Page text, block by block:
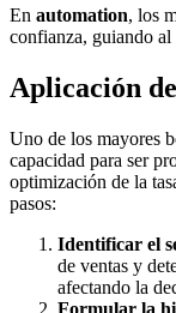
En automation, los
confianza, guiando al
Aplicación
Uno de los mayores
capacidad para ser
optimización de la
pasos:
Identificar el
de ventas y
afectando la
Formular la